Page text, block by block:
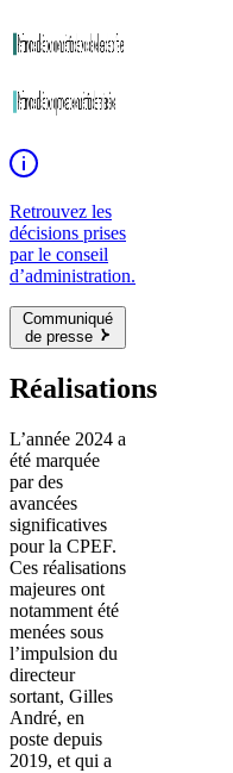
Retrouvez les
décisions prises
par le conseil
d’administration.
Communiqué
de presse
Réalisations
L’année 2024 a
été marquée
par des
avancées
significatives
pour la CPEF.
Ces réalisations
majeures ont
notamment été
menées sous
l’impulsion du
directeur
sortant, Gilles
André, en
poste depuis
2019, et qui a